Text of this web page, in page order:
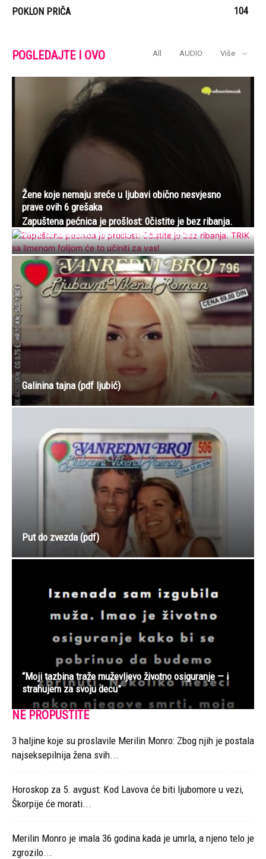
POKLON PRIČA 104
POGLEDAJTE I OVO All AUDIO Više
Žene koje nemaju sreće u ljubavi obično nesvjesno
prave ovih 6 grešaka
Zapuštena pećnica je prošlost: 0čistite je bez ribanja.
TRIK sa limenom folijom će to učiniti za vas!
Galinina tajna (pdf ljubić)
Put do zvezda (pdf)
“Moji tazbina traže muževljevo životno osiguranje — i
strahujem za svoju decu”
NE PROPUSTITE
3 haljine koje su proslavile Merilin Monro: Zbog njih je postala
najseksepilnija žena svih...
Horoskop za 5. avgust: Kod Lavova će biti ljubomore u vezi,
Škorpije će morati...
Merilin Monro je imala 36 godina kada je umrla, a njeno telo je
zgrozilo...